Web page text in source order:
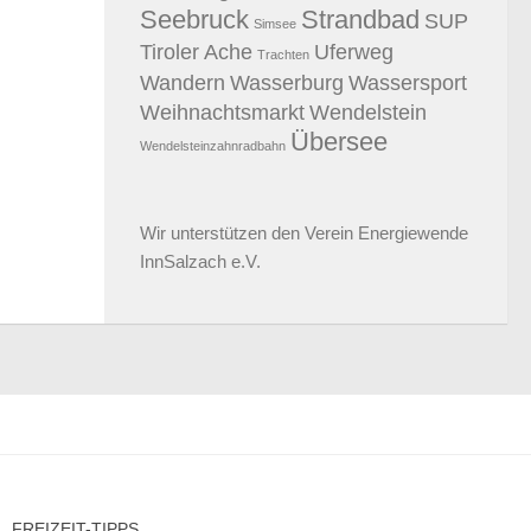
Seebruck Simsee Strandbad SUP
Tiroler Ache Trachten Uferweg
Wandern Wasserburg Wassersport
Weihnachtsmarkt Wendelstein
Wendelsteinzahnradbahn Übersee
Wir unterstützen den Verein Energiewende
InnSalzach e.V.